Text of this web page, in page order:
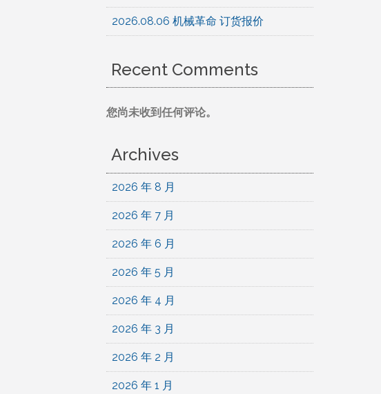
2026.08.06 机械革命 订货报价
Recent Comments
您尚未收到任何评论。
Archives
2026 年 8 月
2026 年 7 月
2026 年 6 月
2026 年 5 月
2026 年 4 月
2026 年 3 月
2026 年 2 月
2026 年 1 月